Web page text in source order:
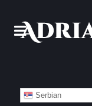
Serbian